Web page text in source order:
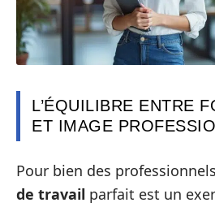
L’ÉQUILIBRE ENTRE
ET IMAGE
Pour bien des
de travail parfait est un